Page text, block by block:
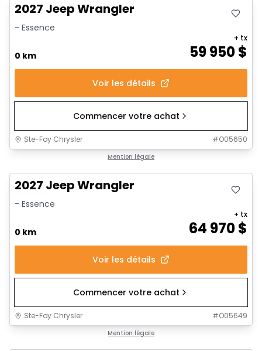
2027 Jeep Wrangler
- Essence
0 km 59 950$
+ tx
Voir les détails
Commencer votre achat
Ste-Foy Chrysler #O05650
Mention légale
2027 Jeep Wrangler
- Essence
0 km 64 970$
+ tx
Voir les détails
Commencer votre achat
Ste-Foy Chrysler #O05649
Mention légale